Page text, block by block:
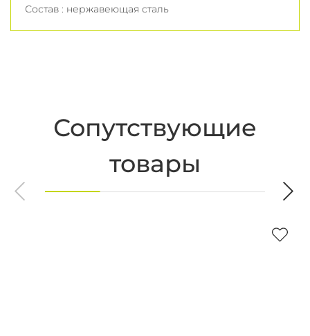
Состав : нержавеющая сталь
Сопутствующие
товары